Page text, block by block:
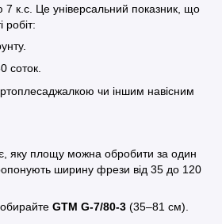
7 к.с. Це універсальний показник, що
робіт:
соток.
чи іншим навісним
яку площу можна обробити за один
ширину фрези від 35 до 120
GTM G-7/80-3 (35–81 см).